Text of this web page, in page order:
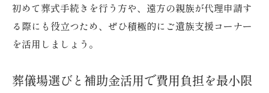
初めて葬式手続きを行う方や、遠方の親族が代理申請す
る際にも役立つため、ぜひ積極的にご遺族支援コーナー
を活用しましょう。
葬儀場選びと補助金活用で費用負担を最小限